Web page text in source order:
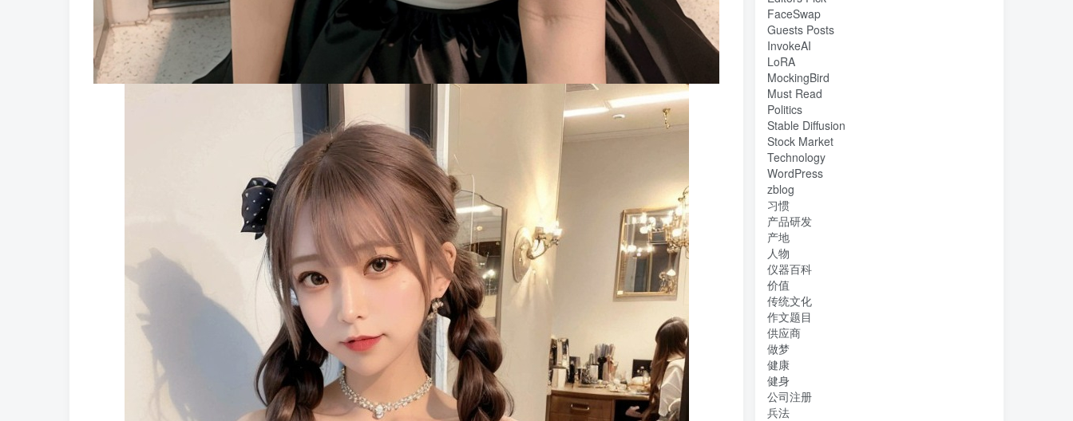
FaceSwap
Guests Posts
InvokeAI
LoRA
MockingBird
Must Read
Politics
Stable Diffusion
Stock Market
Technology
WordPress
zblog
习惯
产品研发
产地
人物
仪器百科
价值
传统文化
作文题目
供应商
做梦
健康
健身
公司注册
兵法